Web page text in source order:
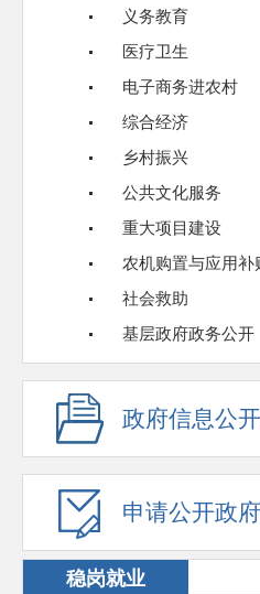
义务教育
医疗卫生
电子商务进农村
综合经济
乡村振兴
公共文化服务
重大项目建设
农机购置与应用补
社会救助
基层政府政务公开
政府信息公
申请公开政
稳岗就业